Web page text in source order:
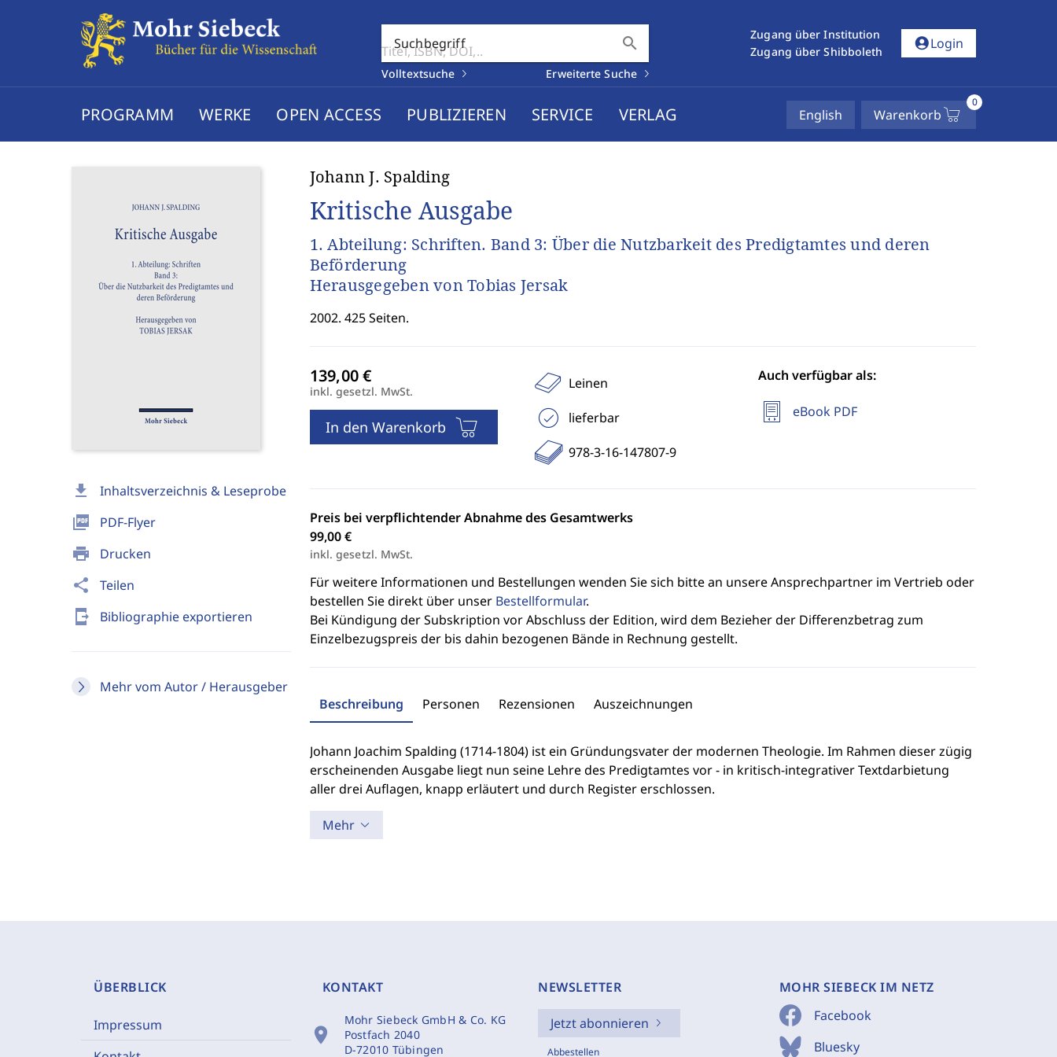
Suchbegriff search
Volltextsuche Erweiterte Suche
Zugang über Institution
Zugang über Shibboleth
account_circleLogin
PROGRAMM WERKE OPEN ACCESS PUBLIZIEREN SERVICE VERLAG English Warenkorb
0
download Inhaltsverzeichnis & Leseprobe
picture_as_pdf PDF-Flyer
print Drucken
share Teilen
send_to_mobile Bibliographie exportieren
Mehr vom Autor / Herausgeber
Johann J. Spalding
Kritische Ausgabe
1. Abteilung: Schriften. Band 3: Über die Nutzbarkeit des Predigtamtes und deren
Beförderung
Herausgegeben von Tobias Jersak
2002. 425 Seiten.
inkl. gesetzl. MwSt.
In den Warenkorb
Leinen
lieferbar
978-3-16-147807-9
Auch verfügbar als:
eBook PDF
Preis bei verpflichtender Abnahme des Gesamtwerks
99,00 €
inkl. gesetzl. MwSt.
Für weitere Informationen und Bestellungen wenden Sie sich bitte an unsere Ansprechpartner im Vertrieb oder
bestellen Sie direkt über unser Bestellformular.
Bei Kündigung der Subskription vor Abschluss der Edition, wird dem Bezieher der Differenzbetrag zum
Einzelbezugspreis der bis dahin bezogenen Bände in Rechnung gestellt.
Beschreibung Personen Rezensionen Auszeichnungen
Johann Joachim Spalding (1714-1804) ist ein Gründungsvater der modernen Theologie. Im Rahmen dieser zügig
erscheinenden Ausgabe liegt nun seine Lehre des Predigtamtes vor - in kritisch-integrativer Textdarbietung
aller drei Auflagen, knapp erläutert und durch Register erschlossen.
Mehr
ÜBERBLICK
Impressum
KONTAKT
location_on
Mohr Siebeck GmbH & Co. KG
Postfach 2040
D-72010 Tübingen
NEWSLETTER
Jetzt abonnieren
Abbestellen
MOHR SIEBECK IM NETZ
Facebook
Bluesky